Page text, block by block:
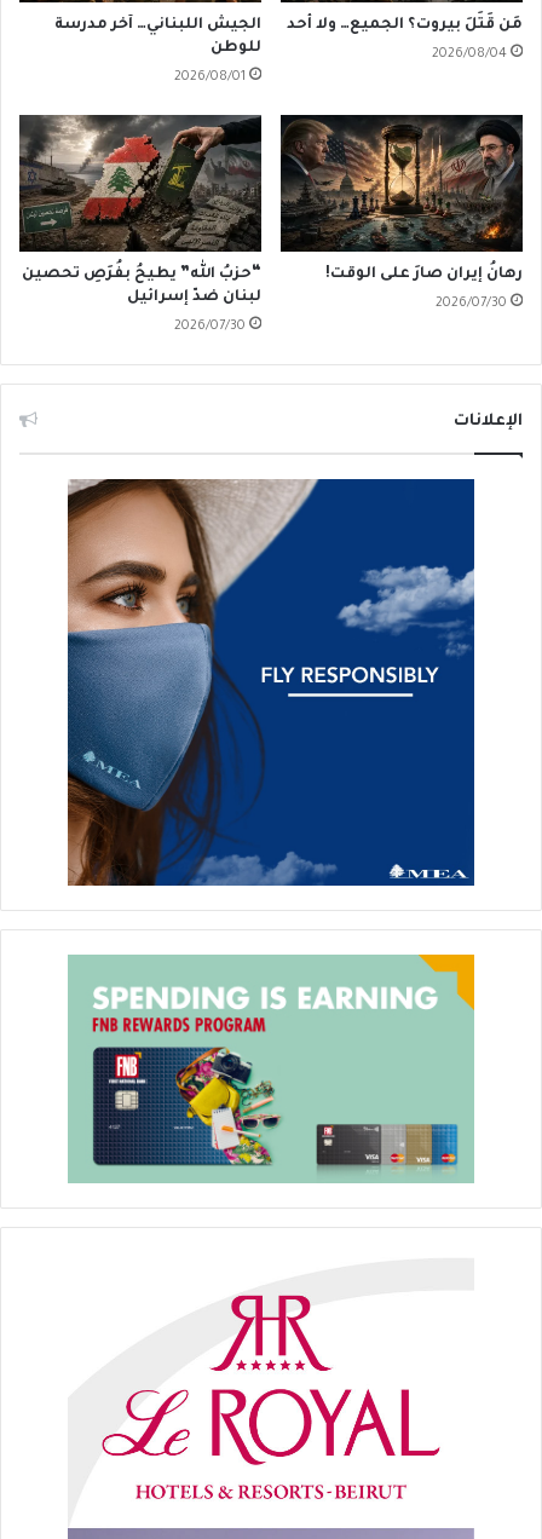
مَن قَتَلَ بيروت؟ الجميع… ولا أحد
2026/08/04
الجيش اللبناني… آخر مدرسة
للوطن
2026/08/01
رهانُ إيران صارَ على الوقت!
2026/07/30
“حزبُ الله” يطيحُ بفُرَصِ تحصين
لبنان ضدّ إسرائيل
2026/07/30
الإعلانات